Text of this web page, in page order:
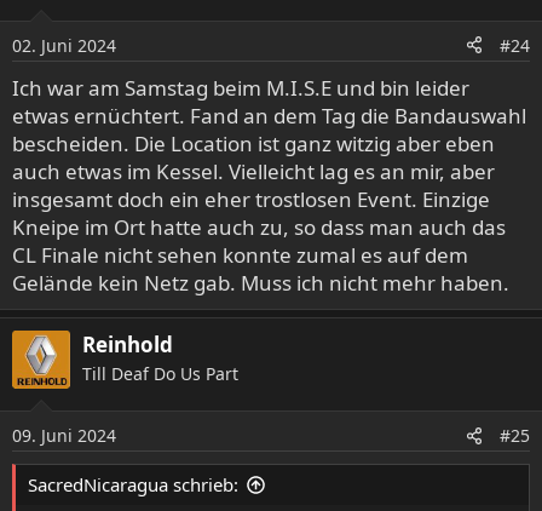
n
e
n
:
02. Juni 2024 #24
Ich war am Samstag beim M.I.S.E und bin leider
etwas ernüchtert. Fand an dem Tag die Bandauswahl
bescheiden. Die Location ist ganz witzig aber eben
auch etwas im Kessel. Vielleicht lag es an mir, aber
insgesamt doch ein eher trostlosen Event. Einzige
Kneipe im Ort hatte auch zu, so dass man auch das
CL Finale nicht sehen konnte zumal es auf dem
Gelände kein Netz gab. Muss ich nicht mehr haben.
Reinhold
Till Deaf Do Us Part
09. Juni 2024 #25
SacredNicaragua schrieb: